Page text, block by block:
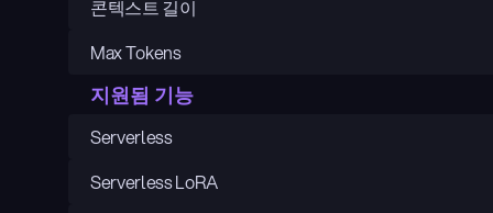
콘텍스트 길이
Max Tokens
지원됨 기능
Serverless
Serverless LoRA